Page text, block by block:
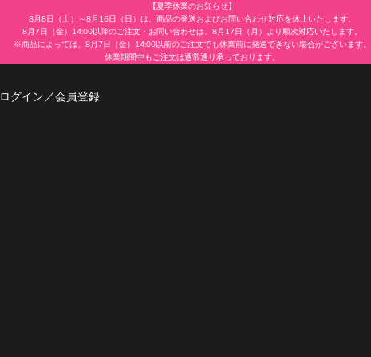
【夏季休業のお知らせ】
8月8日（土）～8月16日（日）は、商品の発送およびお問い合わせ対応を休止いたします。
8月7日（金）14:00以降のご注文・お問い合わせは、8月17日（月）より順次対応いたします。
※商品によっては、8月7日（金）14:00以前のご注文でも休業前に発送できない場合がございます。
休業期間中もご注文は通常通り承っております。
ログイン／会員登録